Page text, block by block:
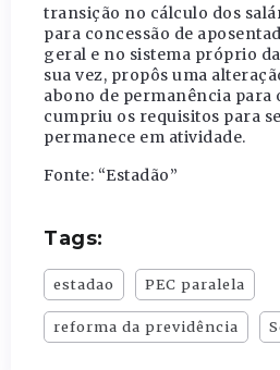
transição no cálculo dos
para concessão de
geral e no sistema próprio
sua vez, propôs uma
abono de permanência para
cumpriu os requisitos para
permanece em atividade.
Fonte: “Estadão”
Tags:
estadao PEC paralela
reforma da previdência